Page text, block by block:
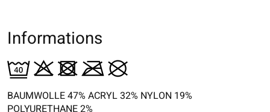
Informations
BAUMWOLLE 47% ACRYL 32% NYLON 19%